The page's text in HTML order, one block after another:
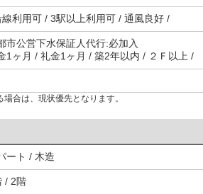
線利用可 / 3駅以上利用可 / 通風良好 /
市公営下水保証人代行:必加入
1ヶ月 / 礼金1ヶ月 / 築2年以内 / ２Ｆ以上 /
合は、現状優先となります。
ート / 木造
/ 2階